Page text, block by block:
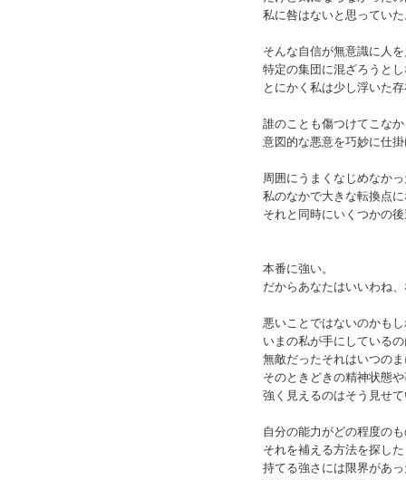
私に咎はないと思ってい
そんな自信が無意識に人
特定の集団に混ざろうと
とにかく私は少し浮いた
誰のことも傷つけてこな
意図的な悪意を巧妙に仕
周囲にうまくなじめなか
私のなかで大きな転換点
それと同時にいくつかの
本番に強い。
だからあなたはいいわね
悪いことではないのかも
いまの私が手にしている
無敵だったそれはいつの
そのときどきの精神状態
強く見えるのはそう見せ
自分の能力がどの程度の
それを補える方法を探し
持てる強さには限界があ